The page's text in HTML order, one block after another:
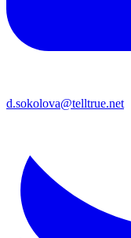
d.sokolova@telltrue.net